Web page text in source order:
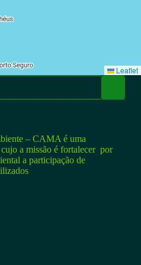
Leaflet
– CAMA é uma
a missão é fortalecer por
a participação de